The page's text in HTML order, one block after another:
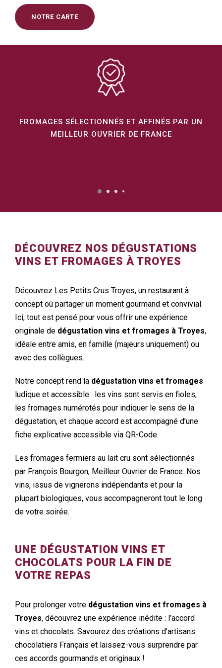
NOTRE CARTE
FROMAGES SÉLECTIONNÉS ET AFFINÉS PAR UN
MEILLEUR OUVRIER DE FRANCE
DÉCOUVREZ NOS DÉGUSTATIONS
VINS ET FROMAGES À TROYES
Découvrez Les Petits Crus Troyes, un restaurant à
concept où partager un moment gourmand et convivial.
Ici, tout est pensé pour vous offrir une expérience
originale de dégustation vins et fromages à Troyes,
idéale entre amis, en famille (majeurs uniquement) ou
avec des collègues.
Notre concept rend la dégustation vins et fromages
ludique et accessible : les vins sont servis en fioles,
les fromages numérotés pour indiquer le sens de la
dégustation, et chaque accord est accompagné d’une
fiche explicative accessible via QR-Code.
Les fromages fermiers au lait cru sont sélectionnés
par François Bourgon, Meilleur Ouvrier de France. Nos
vins, issus de vignerons indépendants et pour la
plupart biologiques, vous accompagneront tout le long
de votre soirée.
UNE DÉGUSTATION VINS ET
CHOCOLATS POUR LA FIN DE
VOTRE REPAS
Pour prolonger votre dégustation vins et fromages à
Troyes, découvrez une expérience inédite : l’accord
vins et chocolats. Savourez des créations d’artisans
chocolatiers Français et laissez-vous surprendre par
ces accords gourmands et originaux !